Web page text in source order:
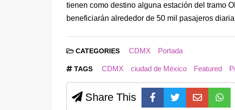
tienen como destino alguna estación del tramo
beneficiarán alrededor de 50 mil pasajeros
CATEGORIES CDMX Portada
TAGS CDMX ciudad de México Featured
Share This